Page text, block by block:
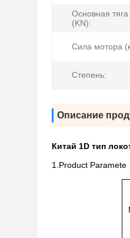
Основная тяга
(KN):
Сила мотора
Степень:
Описание
Китай 1D тип
1.Product Paramete